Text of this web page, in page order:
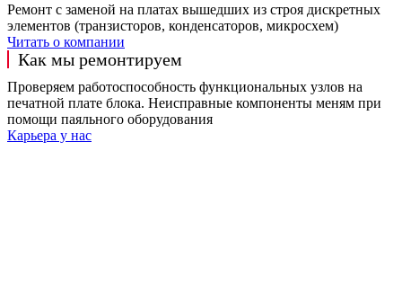
Ремонт с заменой на платах вышедших из строя дискретных
элементов (транзисторов, конденсаторов, микросхем)
Читать о компании
Как мы ремонтируем
Проверяем работоспособность функциональных узлов на
печатной плате блока. Неисправные компоненты меням при
помощи паяльного оборудования
Карьера у нас